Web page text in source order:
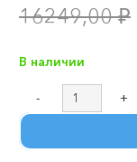
16249,00₽
В наличии
Количество
товара
ИКЕА